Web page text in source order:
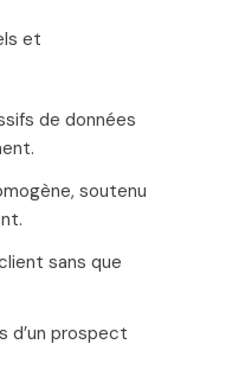
et
de données
soutenu
sans que
d’un prospect